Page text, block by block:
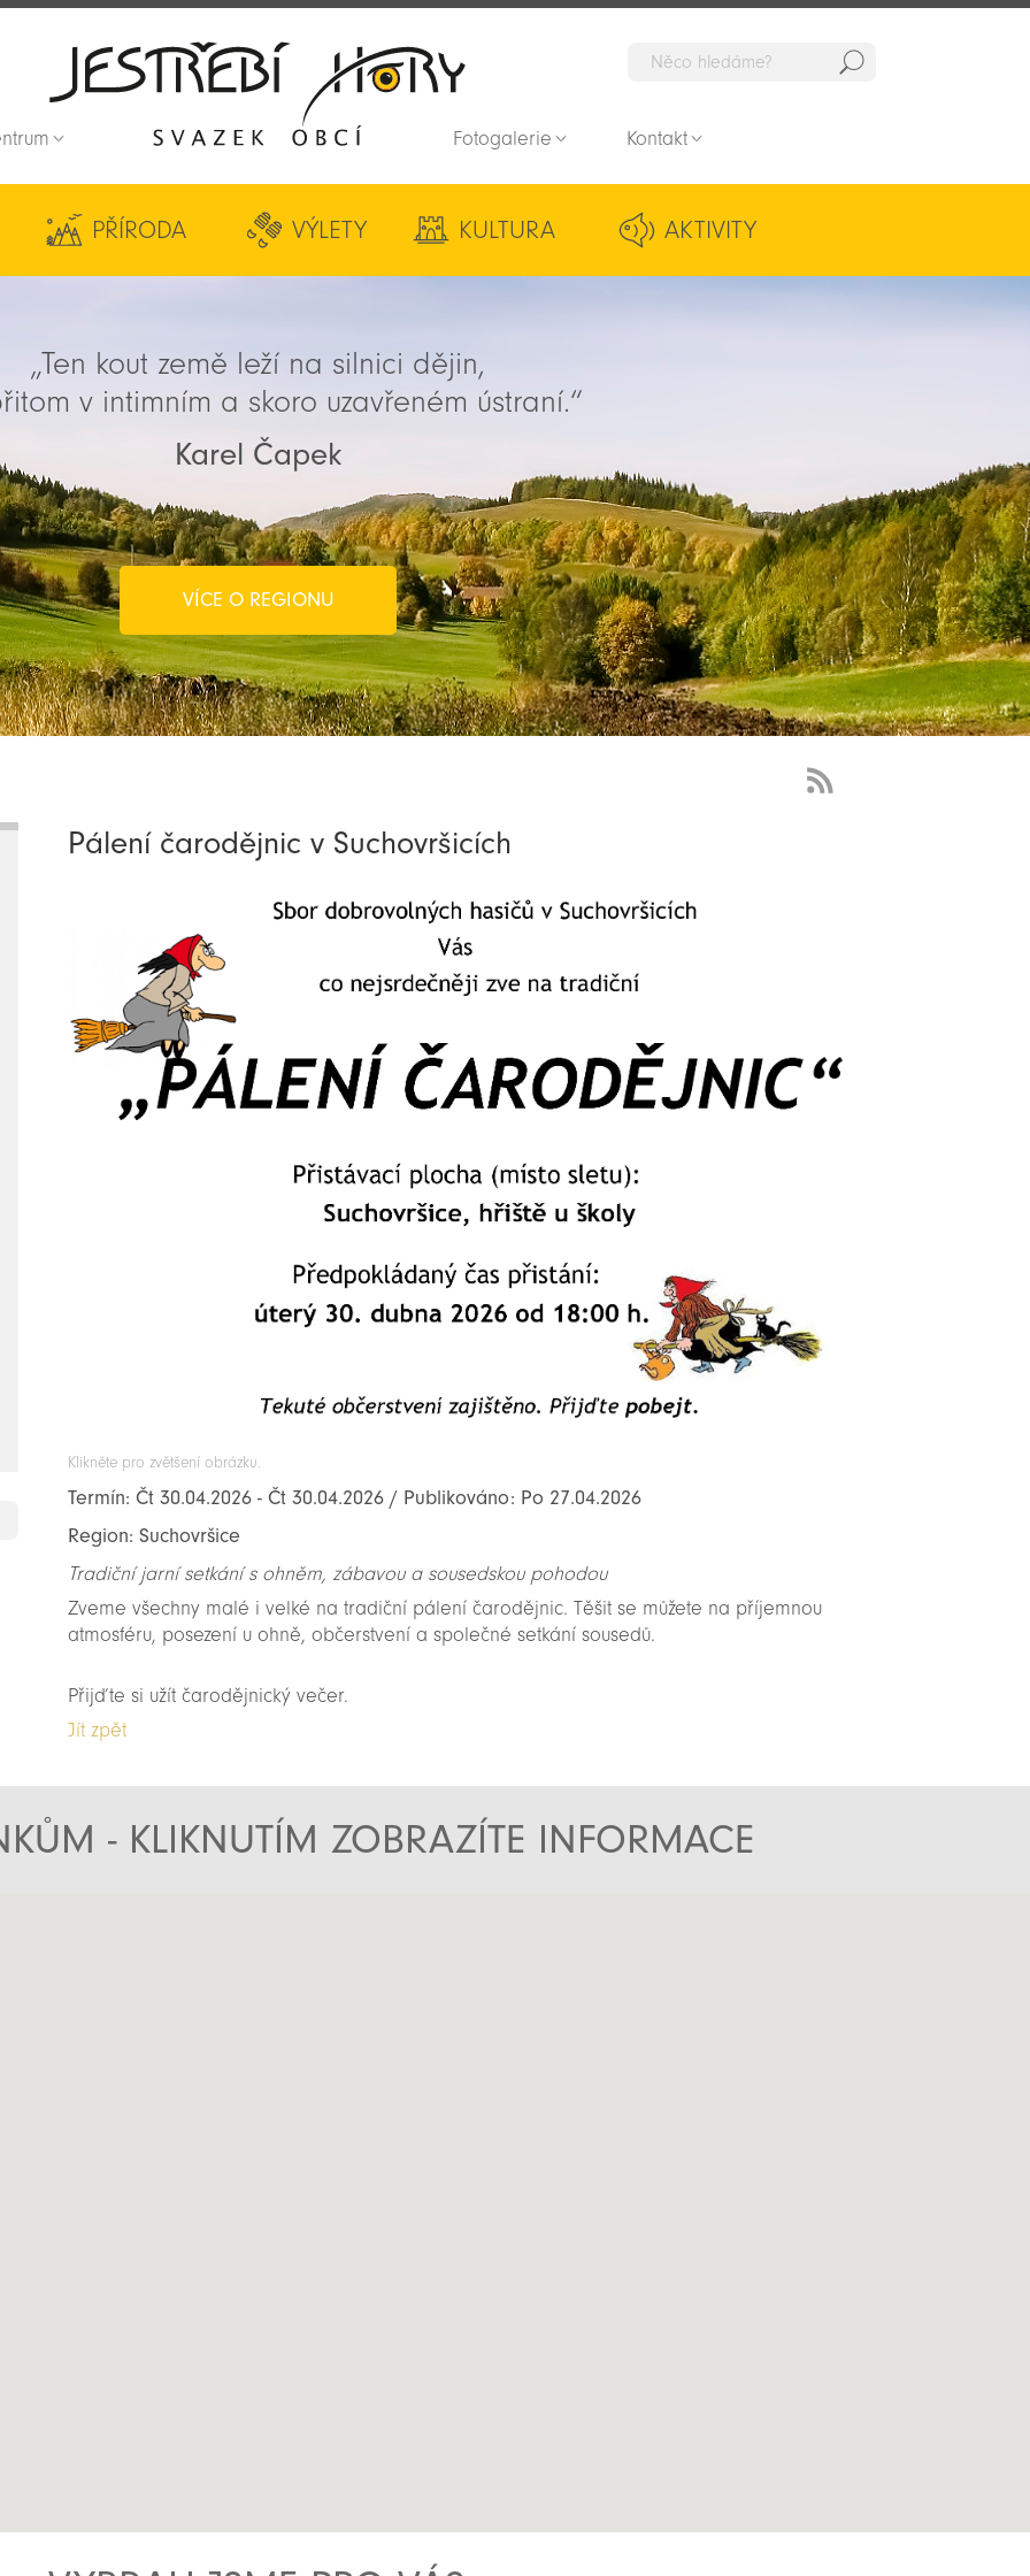
Fotogalerie Kontakt
PŘÍRODA VÝLETY KULTURA AKTIVITY
„Ten kout země leží na silnici dějin,
v intimním a skoro uzavřeném ústraní.“
Karel Čapek
VÍCE O REGIONU
Pálení čarodějnic v Suchovršicích
Klikněte pro zvětšení obrázku.
Termín: Čt 30.04.2026 - Čt 30.04.2026 / Publikováno: Po 27.04.2026
Region: Suchovršice
Tradiční jarní setkání s ohněm, zábavou a sousedskou pohodou
Zveme všechny malé i velké na tradiční pálení čarodějnic. Těšit se můžete na příjemnou
atmosféru, posezení u ohně, občerstvení a společné setkání sousedů.
Přijďte si užít čarodějnický večer.
Jít zpět
- KLIKNUTÍM ZOBRAZÍTE INFORMACE